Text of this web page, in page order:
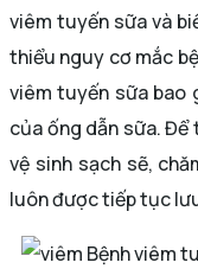
viêm tuyến sữa và
thiểu nguy cơ mắc
viêm tuyến sữa bao
của ống dẫn sữa.
vệ sinh sạch sẽ,
luôn được tiếp tục
Bệnh viêm